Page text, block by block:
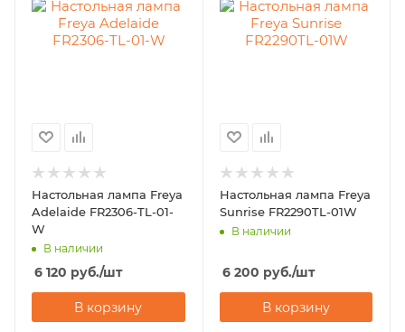
Настольная лампа Freya
Adelaide FR2306-TL-01-
W
В наличии
6 120 руб./шт
В корзину
Настольная лампа Freya
Sunrise FR2290TL-01W
В наличии
6 200 руб./шт
В корзину